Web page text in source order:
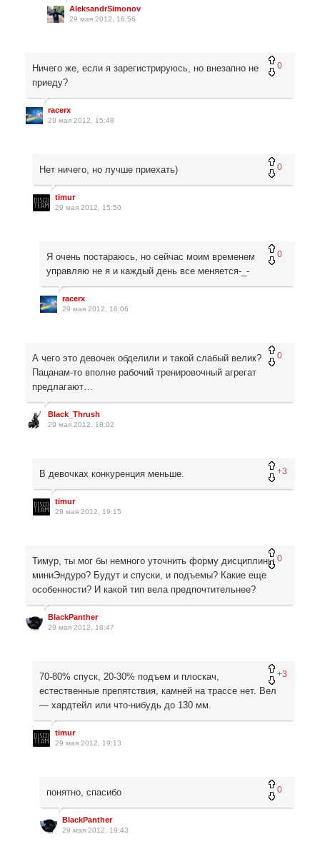
AleksandrSimonov
29 мая 2012, 16:56
0
Ничего же, если я зарегистрируюсь, но внезапно не
приеду?
racerx
29 мая 2012, 15:48
0
Нет ничего, но лучше приехать)
timur
29 мая 2012, 15:50
0
Я очень постараюсь, но сейчас моим временем
управляю не я и каждый день все меняется-_-
racerx
29 мая 2012, 16:06
0
А чего это девочек обделили и такой слабый велик?
Пацанам-то вполне рабочий тренировочный агрегат
предлагают…
Black_Thrush
29 мая 2012, 18:02
+3
В девочках конкуренция меньше.
timur
29 мая 2012, 19:15
0
Тимур, ты мог бы немного уточнить форму дисциплины
миниЭндуро? Будут и спуски, и подъемы? Какие еще
особенности? И какой тип вела предпочтительнее?
BlackPanther
29 мая 2012, 18:47
+3
70-80% спуск, 20-30% подъем и плоскач,
естественные препятствия, камней на трассе нет. Вел
— хардтейл или что-нибудь до 130 мм.
timur
29 мая 2012, 19:13
0
понятно, спасибо
BlackPanther
29 мая 2012, 19:43